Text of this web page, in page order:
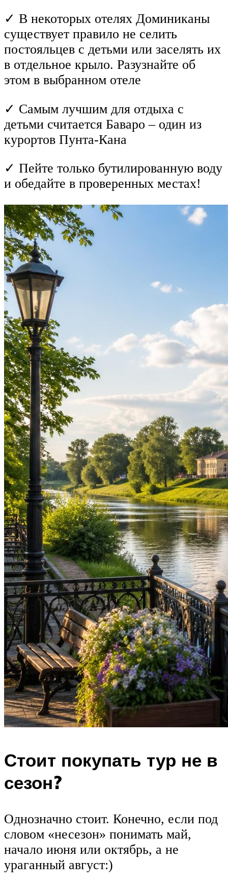
✓ В некоторых отелях Доминиканы
существует правило не селить
постояльцев с детьми или заселять их
в отдельное крыло. Разузнайте об
этом в выбранном отеле
✓ Самым лучшим для отдыха с
детьми считается Баваро – один из
курортов Пунта-Кана
✓ Пейте только бутилированную воду
и обедайте в проверенных местах!
Стоит покупать тур не в
сезон?
Однозначно стоит. Конечно, если под
словом «несезон» понимать май,
начало июня или октябрь, а не
ураганный август:)